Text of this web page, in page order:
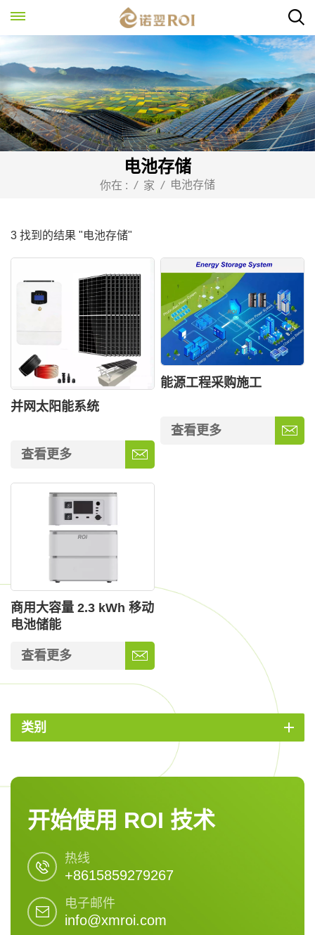
电池存储
你在 : / 家 / 电池存储
3 找到的结果 "电池存储"
并网太阳能系统
查看更多
能源工程采购施工
查看更多
商用大容量 2.3 kWh 移动
电池储能
查看更多
类别
开始使用 ROI 技术
热线
+8615859279267
电子邮件
info@xmroi.com